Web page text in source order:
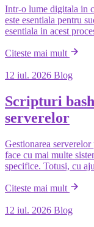
Intr-o lume digitala in
este esentiala pentru
esentiala in acest
Citeste mai mult
12 iul. 2026 Blog
Scripturi
serverelor
Gestionarea
face cu mai multe
specifice. Totusi, cu
Citeste mai mult
12 iul. 2026 Blog